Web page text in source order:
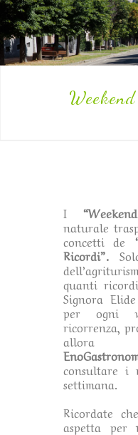
I
naturale
concetti de
Ricordi”.
quanti
Signora
per ogni
ricorrenza,
consultare i
settimana.
Ricordate
aspetta per